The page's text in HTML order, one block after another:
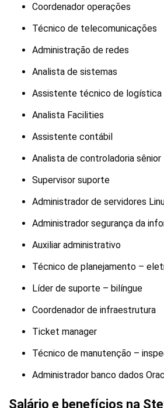
Coordenador operações
Técnico de telecomunicações
Administração de redes
Analista de sistemas
Assistente técnico de logística
Analista Facilities
Assistente contábil
Analista de controladoria sênior
Supervisor suporte
Administrador de servidores
Administrador segurança da
Auxiliar administrativo
Técnico de planejamento –
Líder de suporte – bilíngue
Coordenador de infraestrutura
Ticket manager
Técnico de manutenção –
Administrador banco dados
Salário e benefícios na